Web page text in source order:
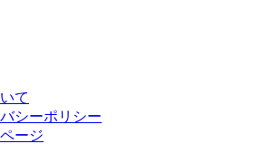
て
シーポリシー
ージ